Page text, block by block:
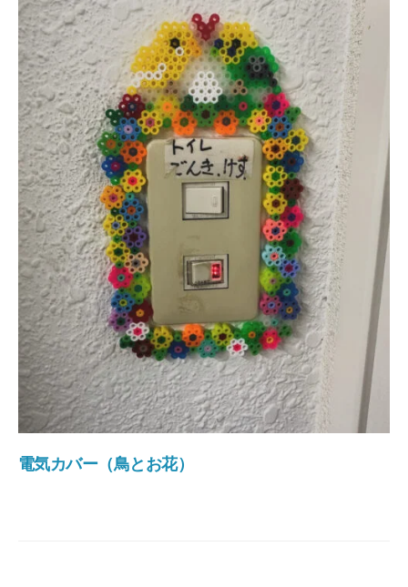
会
ド
リ
ー
で
経
験
豊
富
な
ス
タ
ッ
フ
が
無
理
を
せ
ず
き
電気カバー（鳥とお花）